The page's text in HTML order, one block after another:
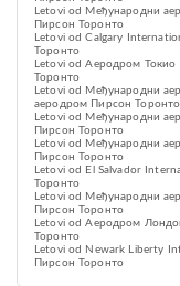
Letovi od Међународни
Пирсон Торонто
Letovi od Calgary
Торонто
Letovi od Аеродром
Торонто
Letovi od Међународни
аеродром Пирсон Торонто
Letovi od Међународни
Пирсон Торонто
Letovi od Међународни
Пирсон Торонто
Letovi od El Salvador
Торонто
Letovi od Међународни
Пирсон Торонто
Letovi od Аеродром
Торонто
Letovi od Newark Liberty
Пирсон Торонто